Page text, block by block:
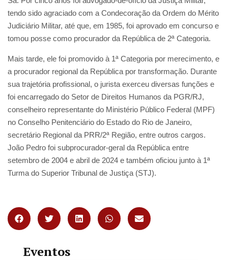
tendo sido agraciado com a Condecoração da Ordem do Mérito
Judiciário Militar, até que, em 1985, foi aprovado em concurso e
tomou posse como procurador da República de 2ª Categoria.
Mais tarde, ele foi promovido à 1ª Categoria por merecimento, e
a procurador regional da República por transformação. Durante
sua trajetória profissional, o jurista exerceu diversas funções e
foi encarregado do Setor de Direitos Humanos da PGR/RJ,
conselheiro representante do Ministério Público Federal (MPF)
no Conselho Penitenciário do Estado do Rio de Janeiro,
secretário Regional da PRR/2ª Região, entre outros cargos.
João Pedro foi subprocurador-geral da República entre
setembro de 2004 e abril de 2024 e também oficiou junto à 1ª
Turma do Superior Tribunal de Justiça (STJ).
Eventos